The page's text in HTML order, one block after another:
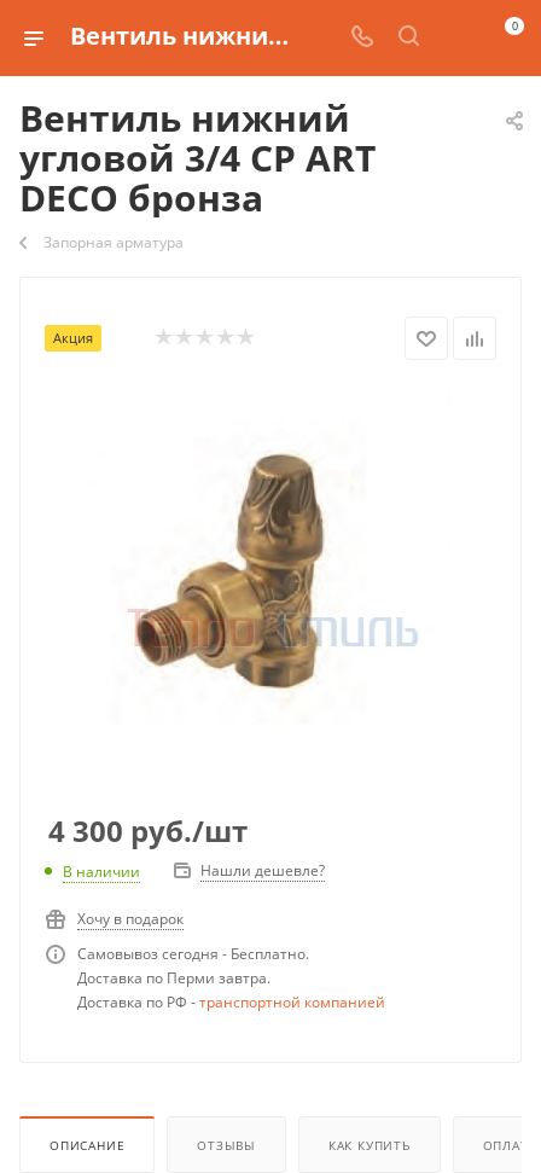
Вентиль нижний угловой 3/4 CP ART DECO бронза купить 0
Вентиль нижний
угловой 3/4 CP ART
DECO бронза
Запорная арматура
Акция
4 300 руб./шт
В наличии Нашли дешевле?
Хочу в подарок
Самовывоз сегодня - Бесплатно.
Доставка по Перми завтра.
Доставка по РФ -транспортной компанией
ОПИСАНИЕ ОТЗЫВЫ КАК КУПИТЬ ОПЛАТА